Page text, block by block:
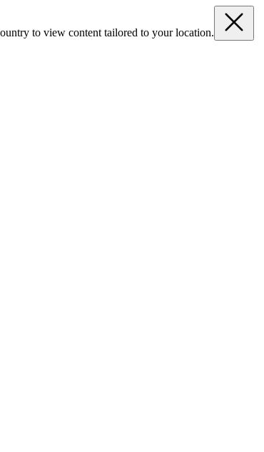
to view content tailored to your location.